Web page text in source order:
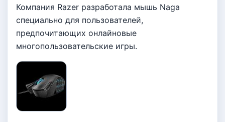
Компания Razer разработала мышь Naga
специально для пользователей,
предпочитающих онлайновые
многопользовательские игры.